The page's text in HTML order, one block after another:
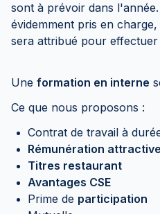
sont à prévoir dans
évidemment pris en
sera attribué pour effectuer
Une formation en interne
Ce que nous proposons :
Contrat de travail à
Rémunération attractive
Titres restaurant
Avantages CSE
Prime de participation